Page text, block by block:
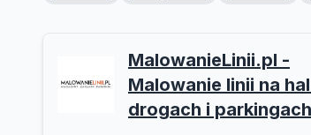
MalowanieLinii.pl -
Malowanie linii na
drogach i parkingach